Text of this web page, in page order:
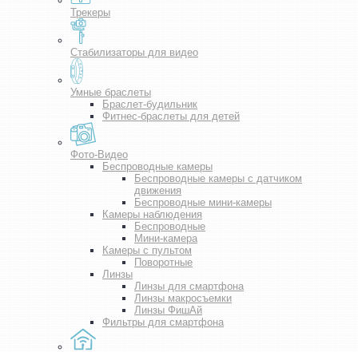
Трекеры
Стабилизаторы для видео
Умные браслеты
Браслет-будильник
Фитнес-браслеты для детей
Фото-Видео
Беспроводные камеры
Беспроводные камеры с датчиком
движения
Беспроводные мини-камеры
Камеры наблюдения
Беспроводные
Мини-камера
Камеры с пультом
Поворотные
Линзы
Линзы для смартфона
Линзы макросъемки
Линзы ФишАй
Фильтры для смартфона